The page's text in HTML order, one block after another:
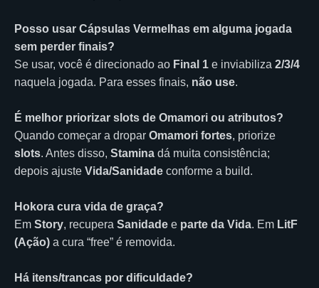
Posso usar Cápsulas Vermelhas em alguma jogada
sem perder finais?
Se usar, você é direcionado ao Final 1 e inviabiliza 2/3/4
naquela jogada. Para esses finais, não use.
É melhor priorizar slots de Omamori ou atributos?
Quando começar a dropar Omamori fortes, priorize
slots. Antes disso, Stamina dá muita consistência;
depois ajuste Vida/Sanidade conforme a build.
Hokora cura vida de graça?
Em Story, recupera Sanidade e parte da Vida. Em LitF
(Ação) a cura “free” é removida.
Há itens/trancas por dificuldade?